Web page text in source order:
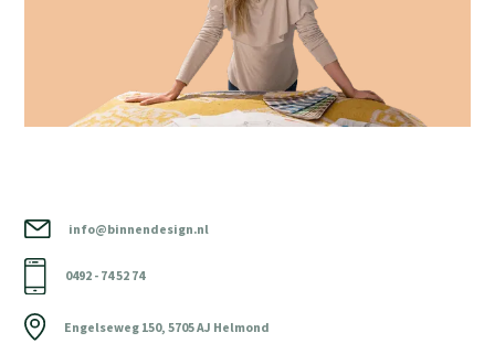
info@binnendesign.nl
0492 - 74 52 74
Engelseweg 150, 5705 AJ Helmond